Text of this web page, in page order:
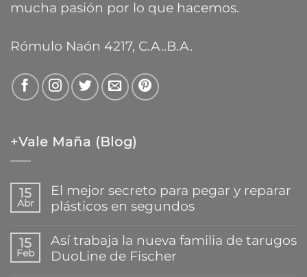
mucha pasión por lo que hacemos.
Rómulo Naón 4217, C.A..B.A.
+Vale Maña (Blog)
15
Abr
El mejor secreto para pegar y reparar
plásticos en segundos
hay
comentarios
en
15
Feb
Así trabaja la nueva familia de tarugos
DuoLine de Fischer